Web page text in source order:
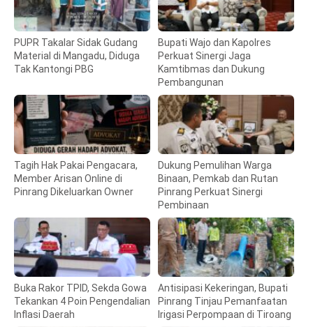
PUPR Takalar Sidak Gudang
Material di Mangadu, Diduga
Tak Kantongi PBG
Bupati Wajo dan Kapolres
Perkuat Sinergi Jaga
Kamtibmas dan Dukung
Pembangunan
Tagih Hak Pakai Pengacara,
Member Arisan Online di
Pinrang Dikeluarkan Owner
Dukung Pemulihan Warga
Binaan, Pemkab dan Rutan
Pinrang Perkuat Sinergi
Pembinaan
Buka Rakor TPID, Sekda Gowa
Tekankan 4 Poin Pengendalian
Inflasi Daerah
Antisipasi Kekeringan, Bupati
Pinrang Tinjau Pemanfaatan
Irigasi Perpompaan di Tiroang